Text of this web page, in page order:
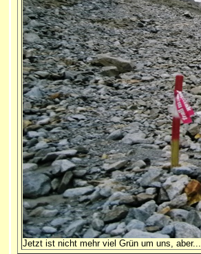
Jetzt ist nicht mehr viel Grün um uns, aber...